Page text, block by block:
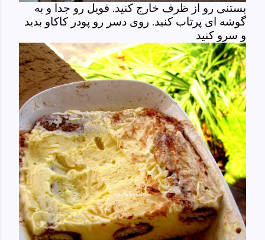
بستنی رو از ظرف خارج کنید. فویل رو جدا و به
گوشه ای پرتاب کنید. روی دسر رو پودر کاکاو بدید
و سرو کنید